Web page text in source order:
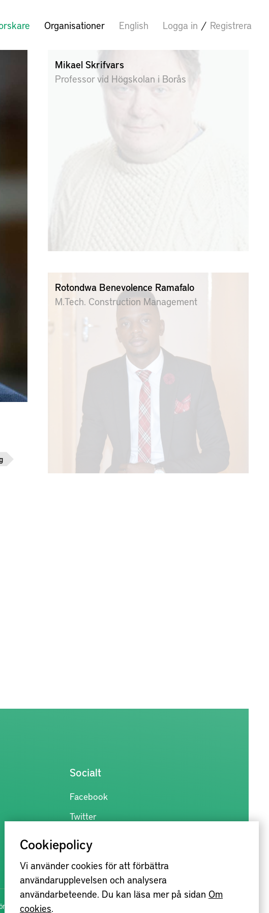
Organisationer English Logga in / Registrera
Mikael Skrifvars
Professor vid Högskolan i Borås
Rotondwa Benevolence Ramafalo
M.Tech. Construction Management
Cookiepolicy
Vi använder cookies för att förbättra
användarupplevelsen och analysera
användarbeteende. Du kan läsa mer på sidan Om
cookies.
Socialt
Facebook
Twitter